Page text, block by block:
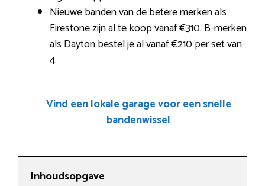
Nieuwe banden van de betere merken als
Firestone zijn al te koop vanaf €310. B-merken
als Dayton bestel je al vanaf €210 per set van
4.
Vind een lokale garage voor een snelle
bandenwissel
Inhoudsopgave